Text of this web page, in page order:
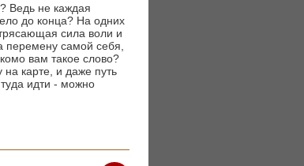
Ведь не каждая
до конца? На одних
сила воли и
перемену самой себя,
вам такое слово?
карте, и даже путь
идти - можно